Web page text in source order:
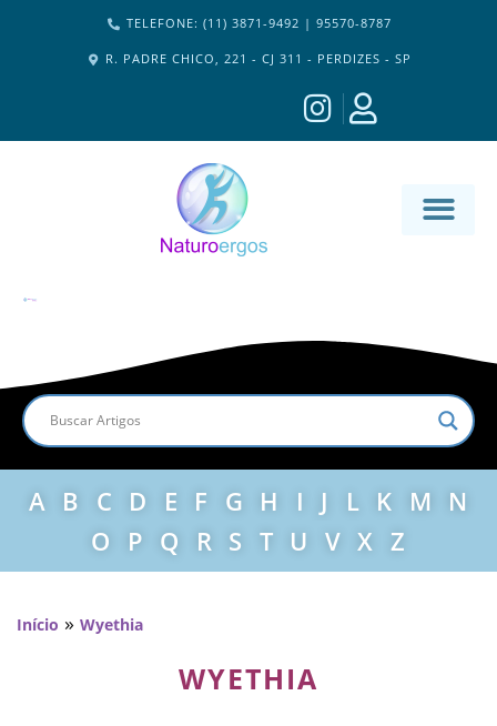
TELEFONE: (11) 3871-9492 | 95570-8787
R. PADRE CHICO, 221 - CJ 311 - PERDIZES - SP
A B C D E F G H I J L K M N
O
P Q R S T U V X Z
Início » Wyethia
WYETHIA